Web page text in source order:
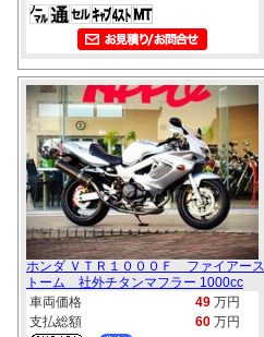
ホンダ ＶＴＲ１０００Ｆ ファイアース
トーム 社外チタンマフラー 1000cc
車両価格
49 万円
支払総額
60 万円